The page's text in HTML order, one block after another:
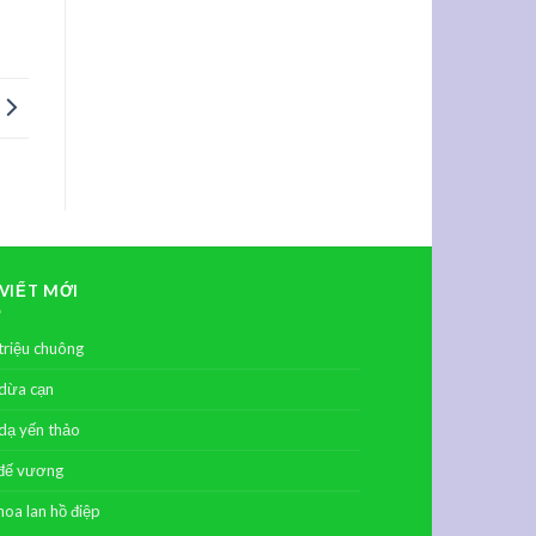
MỚI
chuông
cạn
yến thảo
vương
lan hồ điệp